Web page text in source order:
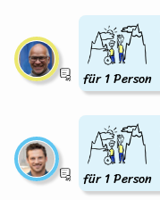
für 1 Person
für 1 Person